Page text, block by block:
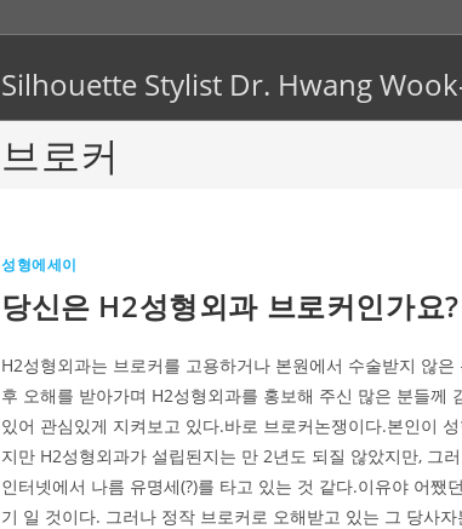
Silhouette Stylist Dr. Hwang
브로커
성형에세이
당신은 H2성형외과 브로커인가요?
H2성형외과는 브로커를 고용하거나 본원에서 수술받지 않
후 오해를 받아가며 H2성형외과를 홍보해 주신 많은 분들께
있어 관심있게 지켜보고 있다.바로 브로커논쟁이다.본인이
지만 H2성형외과가 설립된지는 만 2년도 되질 않았지만, 그
인터넷에서 나름 유명세(?)를 타고 있는 것 같다.이유야 어쨌
기 일 것이다. 그러나 정작 브로커로 오해받고 있는 그 당사